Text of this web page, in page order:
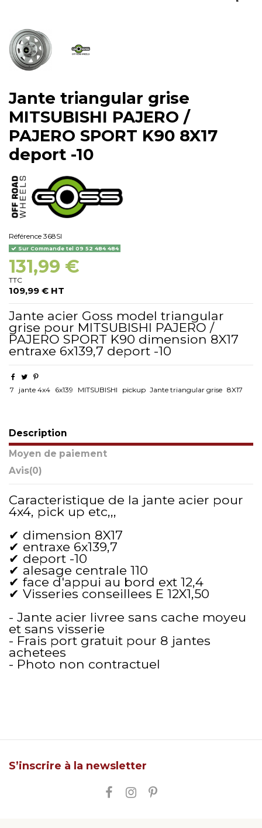
Jante triangular grise
MITSUBISHI PAJERO /
PAJERO SPORT K90 8X17
deport -10
Référence 368SI
Sur Commande tel 09 52 484 484
131,99 €
TTC
109,99 € HT
Jante acier Goss model triangular
grise pour MITSUBISHI PAJERO /
PAJERO SPORT K90 dimension 8X17
entraxe 6x139,7 deport -10
7 jante 4x4 6x139 MITSUBISHI pickup Jante triangular grise 8X17
Description
Moyen de paiement
Avis(0)
Caracteristique de la jante acier pour
4x4, pick up etc,,,
✔ dimension 8X17
✔ entraxe 6x139,7
✔ deport -10
✔ alesage centrale 110
✔ face d'appui au bord ext 12,4
✔ Visseries conseillees E 12X1,50
- Jante acier livree sans cache moyeu
et sans visserie
- Frais port gratuit pour 8 jantes
achetees
- Photo non contractuel
S’inscrire à la newsletter